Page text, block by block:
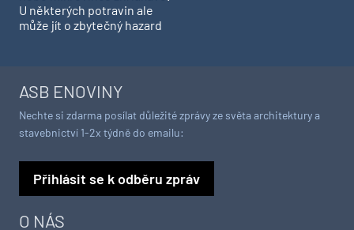
U některých potravin ale
může jít o zbytečný hazard
O NÁS
ASB ENOVINY
Nechte si zdarma posílat důležité zprávy ze světa architektury a
stavebnictví 1-2x týdně do emailu:
Přihlásit se k odběru zpráv